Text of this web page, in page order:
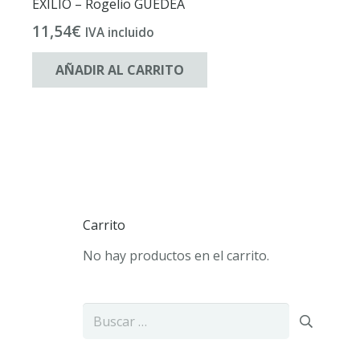
EXILIO – Rogelio GUEDEA
11,54€ IVA incluido
AÑADIR AL CARRITO
Carrito
No hay productos en el carrito.